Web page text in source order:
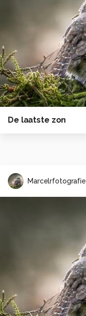
De laatste zon
Marcelrfotografie